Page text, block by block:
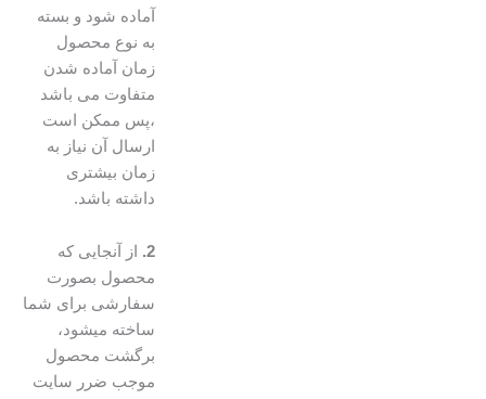
آماده شود و بسته
به نوع محصول
زمان آماده شدن
متفاوت می باشد
،پس ممکن است
ارسال آن نیاز به
زمان بیشتری
داشته باشد.
از آنجایی که
محصول بصورت
سفارشی برای شما
ساخته میشود،
برگشت محصول
موجب ضرر سایت